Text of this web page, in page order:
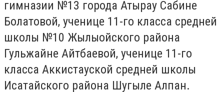
гимназии №13 города Атырау Сабине
Болатовой, ученице 11-го класса средней
школы №10 Жылыойского района
Гульжайне Айтбаевой, ученице 11-го
класса Аккистауской средней школы
Исатайского района Шугыле Алпан.